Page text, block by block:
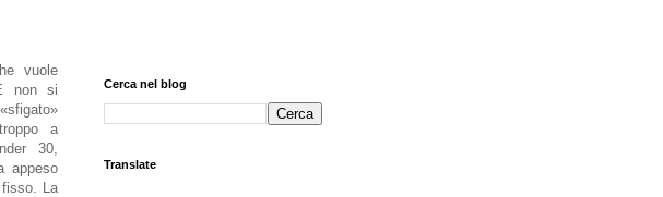
vuole
non si
a
30,
appeso
La
Cerca nel blog
Translate